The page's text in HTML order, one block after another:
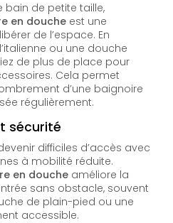
bain de petite taille,
en douche est une
de l’espace. En
ou une douche
de plus de place pour
Cela permet
d’une baignoire
régulièrement.
sécurité
difficiles d’accès avec
à mobilité réduite.
en douche améliore la
sans obstacle, souvent
de plain-pied ou une
accessible.